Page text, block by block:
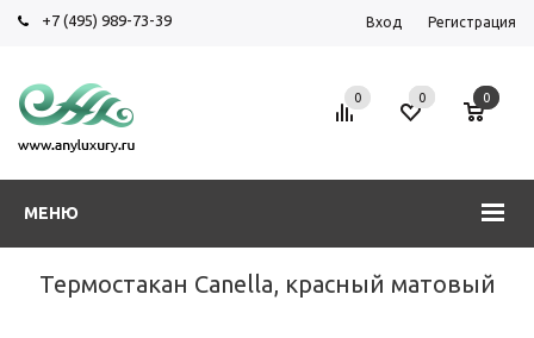
+7 (495) 989-73-39 Вход Регистрация
МЕНЮ
0 0 0
Термостакан Canella, красный матовый